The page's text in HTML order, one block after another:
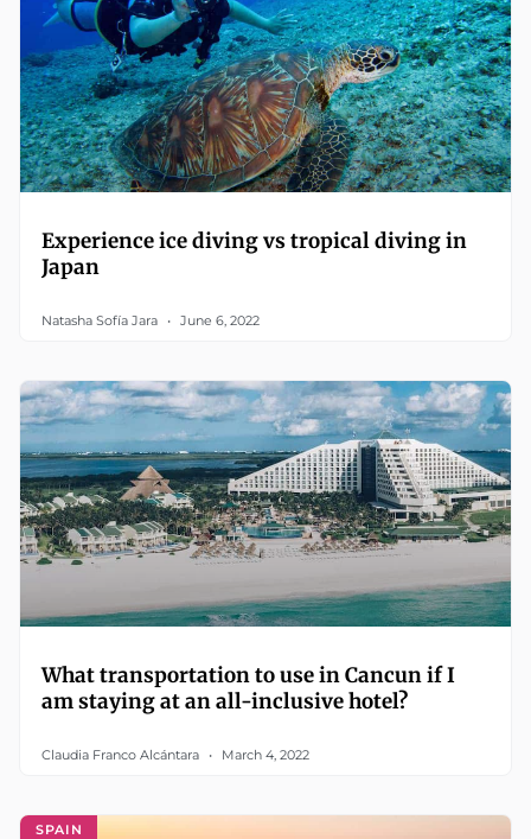
Experience ice diving vs tropical diving in
Japan
Natasha Sofía Jara June 6, 2022
What transportation to use in Cancun if I
am staying at an all-inclusive hotel?
Claudia Franco Alcántara March 4, 2022
SPAIN